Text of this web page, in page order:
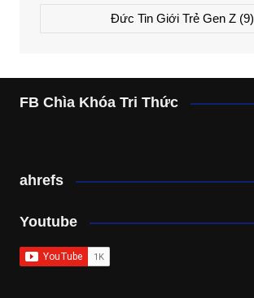
Đức Tin Giới Trẻ Gen Z(9)
FB Chìa Khóa Tri Thức
ahrefs
Youtube